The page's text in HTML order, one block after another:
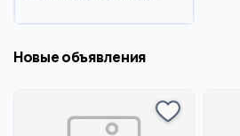
Новые объявления